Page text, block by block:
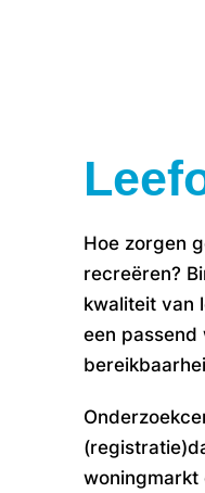
Hoe zorgen
recreëren?
kwaliteit van
een passend
woningmarkt